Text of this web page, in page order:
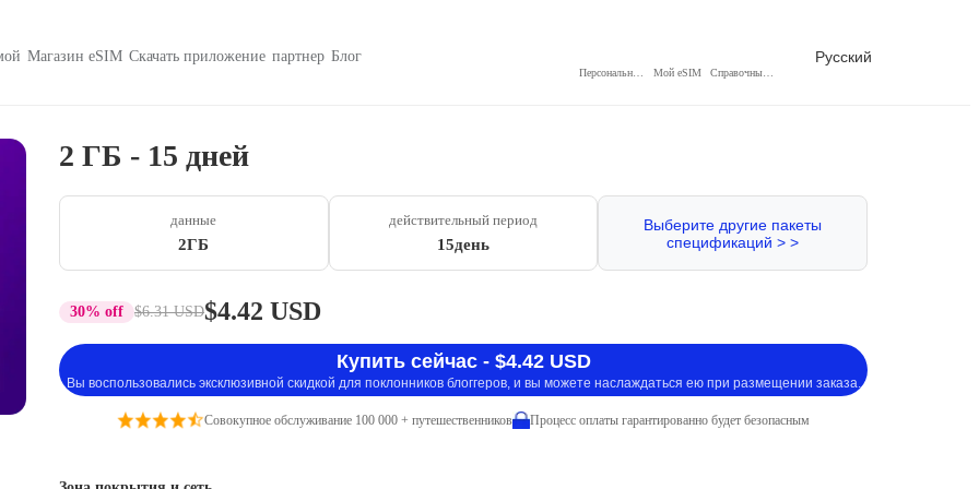
Магазин eSIM Скачать приложение партнер Блог
Мой eSIM
Русский
2 ГБ - 15 дней
данные
2ГБ
действительный период
15день
Выберите другие пакеты
спецификаций > >
30% off $6.31 USD$4.42 USD
Купить сейчас - $4.42 USD
Вы воспользовались эксклюзивной скидкой для поклонников блоггеров, и вы можете наслаждаться ею при размещении заказа.
Совокупное обслуживание 100 000 + путешественников Процесс оплаты гарантированно будет безопасным